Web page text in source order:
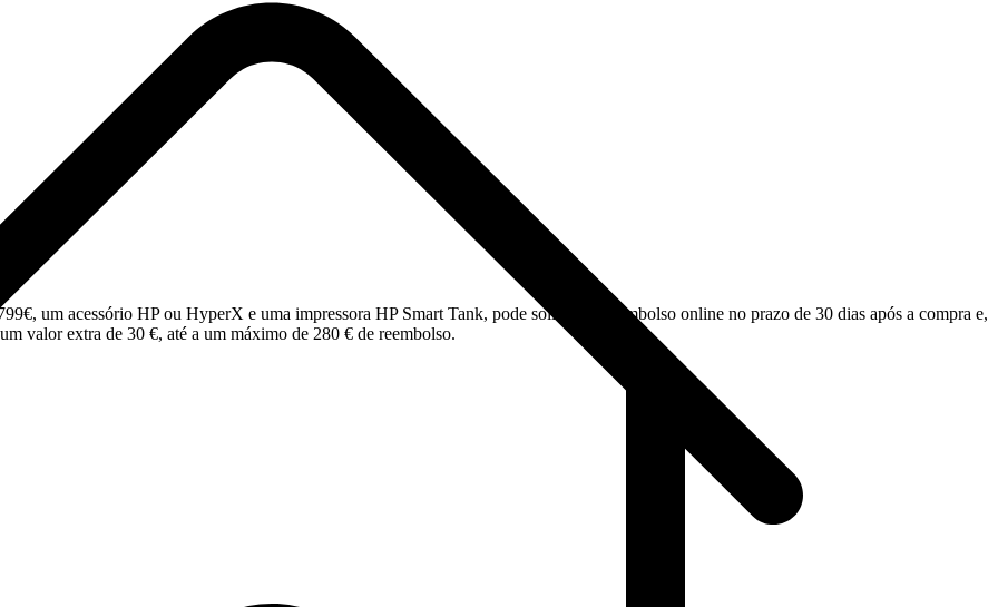
um acessório HP ou HyperX e uma impressora HP Smart Tank, pode solicitar o reembolso online no prazo de 30 dias após a compra e,
valor extra de 30 €, até a um máximo de 280 € de reembolso.